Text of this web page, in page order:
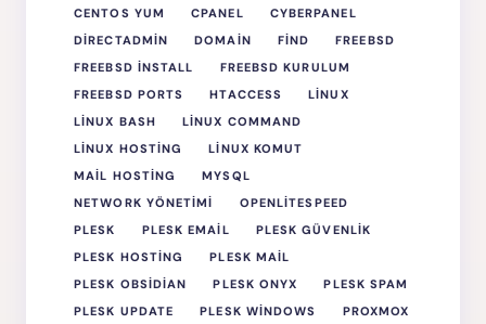
CENTOS YUM
CPANEL
CYBERPANEL
DIRECTADMIN
DOMAIN FIND
FREEBSD
FREEBSD INSTALL
FREEBSD KURULUM
FREEBSD PORTS
HTACCESS
LINUX
LINUX BASH
LINUX COMMAND
LINUX HOSTING
LINUX KOMUT
MAIL HOSTING
MYSQL
NETWORK YÖNETIMI
OPENLITESPEED
PLESK
PLESK EMAIL
PLESK GÜVENLIK
PLESK HOSTING
PLESK MAIL
PLESK OBSIDIAN
PLESK ONYX
PLESK SPAM
PLESK UPDATE
PLESK WINDOWS
PROXMOX